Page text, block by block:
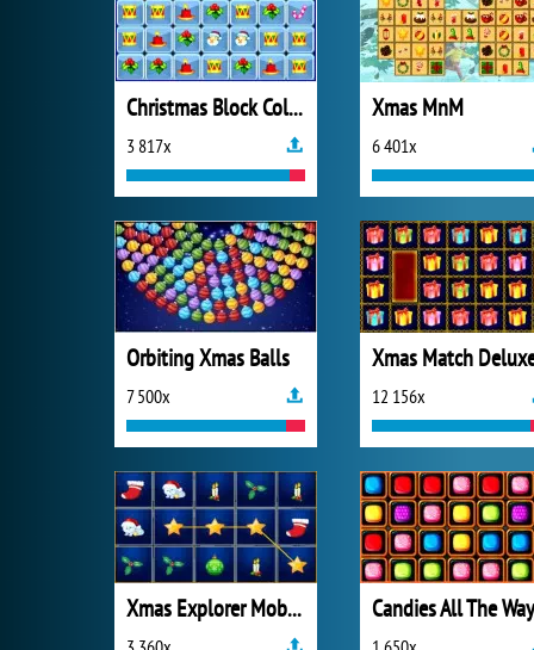
Christmas Block Collapse
3 817x
Xmas MnM
6 401x
Orbiting Xmas Balls
7 500x
Xmas Match
12 156x
Xmas Explorer Mobile Candies All The Way